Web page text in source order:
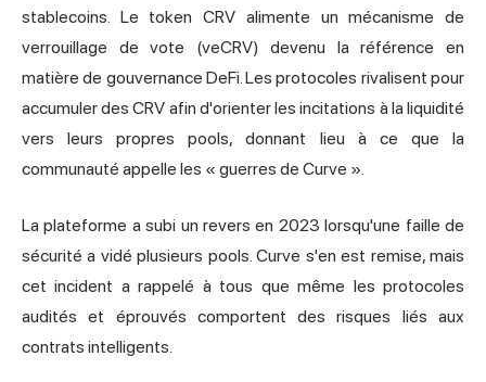
stablecoins. Le token CRV alimente un mécanisme de
verrouillage de vote (veCRV) devenu la référence en
matière de gouvernance DeFi. Les protocoles rivalisent pour
accumuler des CRV afin d'orienter les incitations à la liquidité
vers leurs propres pools, donnant lieu à ce que la
communauté appelle les « guerres de Curve ».
La plateforme a subi un revers en 2023 lorsqu'une faille de
sécurité a vidé plusieurs pools. Curve s'en est remise, mais
cet incident a rappelé à tous que même les protocoles
audités et éprouvés comportent des risques liés aux
contrats intelligents.